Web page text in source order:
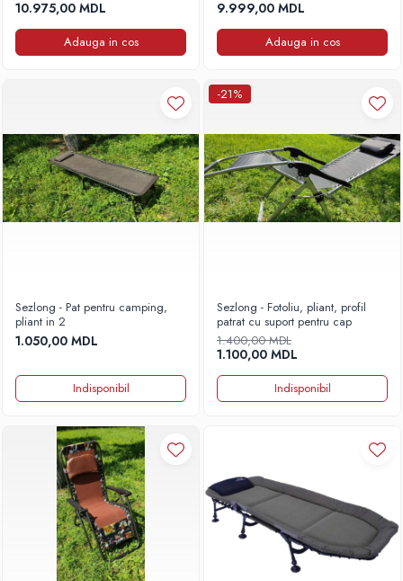
10.975,00 MDL
Adauga in cos
9.999,00 MDL
Adauga in cos
Sezlong - Pat pentru camping,
pliant in 2
1.050,00 MDL
Indisponibil
-21%
Sezlong - Fotoliu, pliant, profil
patrat cu suport pentru cap
1.400,00 MDL
1.100,00 MDL
Indisponibil